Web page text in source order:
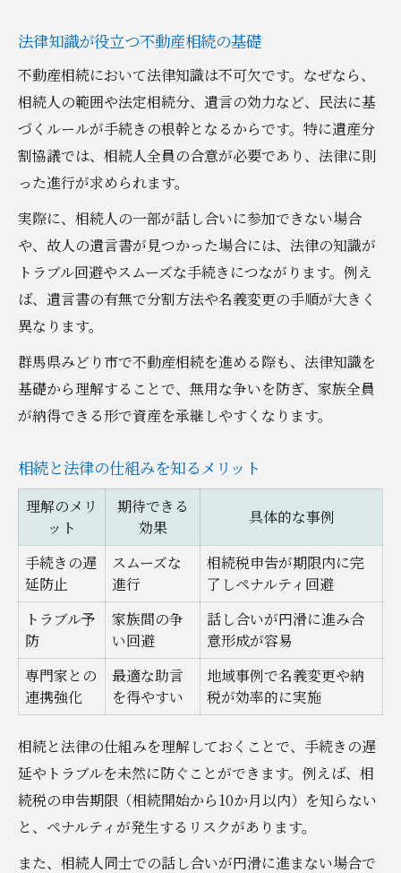
法律知識が役立つ不動産相続の基礎
不動産相続において法律知識は不可欠です。なぜなら、
相続人の範囲や法定相続分、遺言の効力など、民法に基
づくルールが手続きの根幹となるからです。特に遺産分
割協議では、相続人全員の合意が必要であり、法律に則
った進行が求められます。
実際に、相続人の一部が話し合いに参加できない場合
や、故人の遺言書が見つかった場合には、法律の知識が
トラブル回避やスムーズな手続きにつながります。例え
ば、遺言書の有無で分割方法や名義変更の手順が大きく
異なります。
群馬県みどり市で不動産相続を進める際も、法律知識を
基礎から理解することで、無用な争いを防ぎ、家族全員
が納得できる形で資産を承継しやすくなります。
相続と法律の仕組みを知るメリット
理解のメリ
ット
期待できる
効果
具体的な事例
手続きの遅
延防止
スムーズな
進行
相続税申告が期限内に完
了しペナルティ回避
トラブル予
防
家族間の争
い回避
話し合いが円滑に進み合
意形成が容易
専門家との
連携強化
最適な助言
を得やすい
地域事例で名義変更や納
税が効率的に実施
相続と法律の仕組みを理解しておくことで、手続きの遅
延やトラブルを未然に防ぐことができます。例えば、相
続税の申告期限（相続開始から10か月以内）を知らない
と、ペナルティが発生するリスクがあります。
また、相続人同士での話し合いが円滑に進まない場合で